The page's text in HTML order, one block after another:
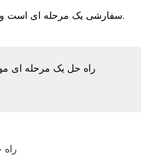
GX-Case یک جعبه EVA سفارشی یک مرحله ای است و تولید کننده کیف به مدت 10 سال.
راه حل یک مرحله ای